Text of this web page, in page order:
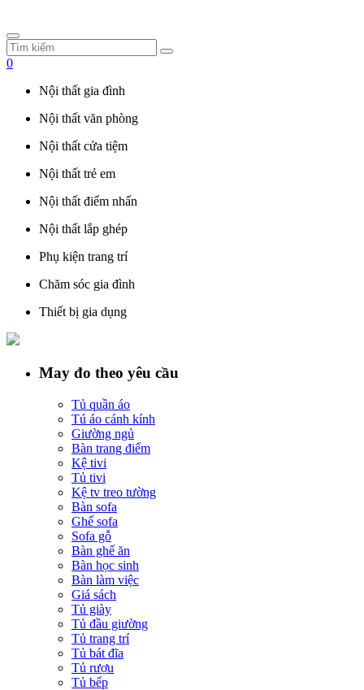
0
Nội thất gia đình
Nội thất văn phòng
Nội thất cửa tiệm
Nội thất trẻ em
Nội thất điểm nhấn
Nội thất lắp ghép
Phụ kiện trang trí
Chăm sóc gia đình
Thiết bị gia dụng
May đo theo yêu cầu
Tủ quần áo
Tú áo cánh kính
Giường ngủ
Bàn trang điểm
Kệ tivi
Tủ tivi
Kệ tv treo tường
Bàn sofa
Ghế sofa
Sofa gỗ
Bàn ghế ăn
Bàn học sinh
Bàn làm việc
Giá sách
Tủ giày
Tủ đầu giường
Tủ trang trí
Tủ bát đĩa
Tủ rượu
Tủ bếp